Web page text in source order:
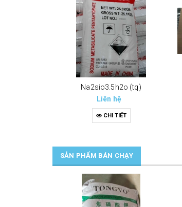
Na2sio3.5h2o (tq)
Liên hệ
CHI TIẾT
SẢN PHẨM BÁN CHẠY